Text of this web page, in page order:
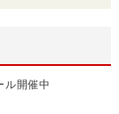
ル開催中